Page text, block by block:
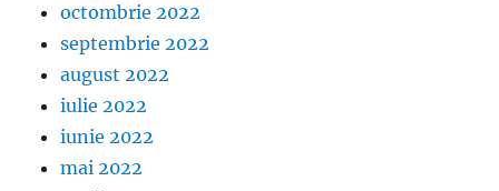
octombrie 2022
septembrie 2022
august 2022
iulie 2022
iunie 2022
mai 2022